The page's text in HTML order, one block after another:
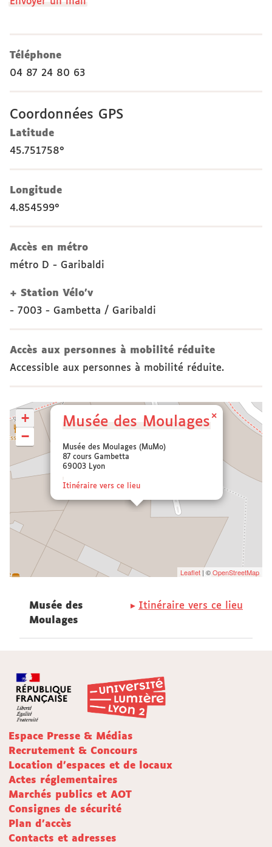
Téléphone
04 87 24 80 63
Coordonnées GPS
Latitude
45.751758°
Longitude
4.854599°
Accès en métro
métro D - Garibaldi
+ Station Vélo’v
- 7003 - Gambetta / Garibaldi
Accès aux personnes à mobilité réduite
Accessible aux personnes à mobilité réduite.
Musée des Moulages
Musée des Moulages (MuMo)
87 cours Gambetta
69003 Lyon
Itinéraire vers ce lieu
×
+
−
Leaflet | ©OpenStreetMap
Itinéraire vers ce lieu
Musée des
Moulages
Espace Presse & Médias
Recrutement & Concours
Location d'espaces et de locaux
Actes réglementaires
Marchés publics et AOT
Consignes de sécurité
Plan d'accès
Contacts et adresses